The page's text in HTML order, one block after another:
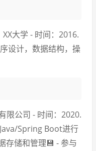
大学 - 时间：2016.
设计，数据结构，操
限公司 - 时间：2020.
Spring Boot进行
存储和管理💾 - 参与